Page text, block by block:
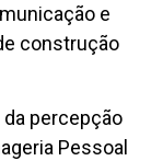
e
construção
percepção
Pessoal